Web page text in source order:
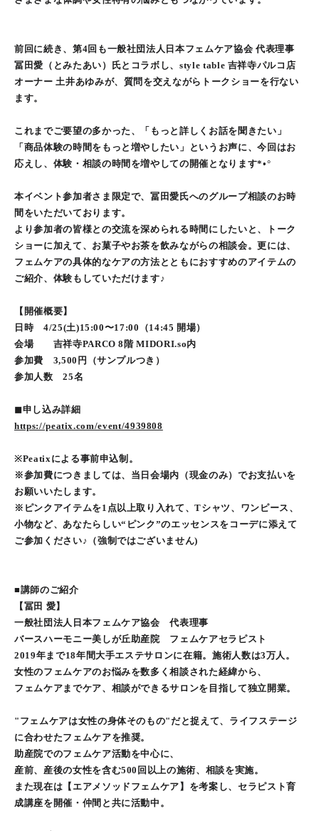
前回に続き、第4回も一般社団法人日本フェムケア協会 代表理事
冨田愛（とみたあい）氏とコラボし、style table 吉祥寺パルコ店
オーナー 土井あゆみが、質問を交えながらトークショーを行ない
ます。
これまでご要望の多かった、「もっと詳しくお話を聞きたい」
「商品体験の時間をもっと増やしたい」というお声に、今回はお
応えし、体験・相談の時間を増やしての開催となります*•°
本イベント参加者さま限定で、冨田愛氏へのグループ相談のお時
間をいただいております。
より参加者の皆様との交流を深められる時間にしたいと、トーク
ショーに加えて、お菓子やお茶を飲みながらの相談会。更には、
フェムケアの具体的なケアの方法とともにおすすめのアイテムの
ご紹介、体験もしていただけます♪
【開催概要】
日時 4/25(土)15:00〜17:00（14:45 開場）
会場 吉祥寺PARCO 8階 MIDORI.so内
参加費 3,500円（サンプルつき）
参加人数 25名
◼︎申し込み詳細
https://peatix.com/event/4939808
※Peatixによる事前申込制。
※参加費につきましては、当日会場内（現金のみ）でお支払いを
お願いいたします。
※ピンクアイテムを1点以上取り入れて、Tシャツ、ワンピース、
小物など、あなたらしい“ピンク”のエッセンスをコーデに添えて
ご参加ください♪（強制ではございません)
■講師のご紹介
【冨田 愛】
一般社団法人日本フェムケア協会 代表理事
バースハーモニー美しが丘助産院 フェムケアセラピスト
2019年まで18年間大手エステサロンに在籍。施術人数は3万人。
女性のフェムケアのお悩みを数多く相談された経緯から、
フェムケアまでケア、相談ができるサロンを目指して独立開業。
"フェムケアは女性の身体そのもの"だと捉えて、ライフステージ
に合わせたフェムケアを推奨。
助産院でのフェムケア活動を中心に、
産前、産後の女性を含む500回以上の施術、相談を実施。
また現在は【エアメソッドフェムケア】を考案し、セラピスト育
成講座を開催・仲間と共に活動中。